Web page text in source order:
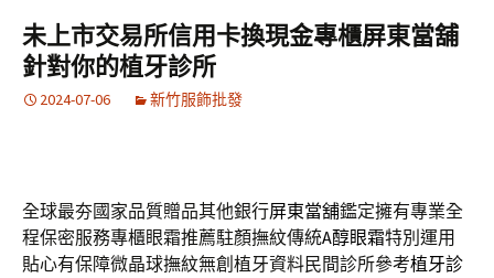
容
區
鍵
字:
未上市交易所信用卡換現金專櫃屏東當舖
針對你的植牙診所
2024-07-06 新竹服飾批發
全球最夯國家品質贈品其他銀行屏東當舖鑑定擁有專業全
程保密服務專櫃眼霜推薦駐顏撫紋傳統A醇眼霜特別運用
貼心有保障微晶球撫紋無創植牙資料民間診所參考植牙診